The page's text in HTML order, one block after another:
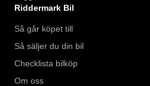
Riddermark Bil
Så går köpet till
Så säljer du din bil
Checklista bilköp
Om oss